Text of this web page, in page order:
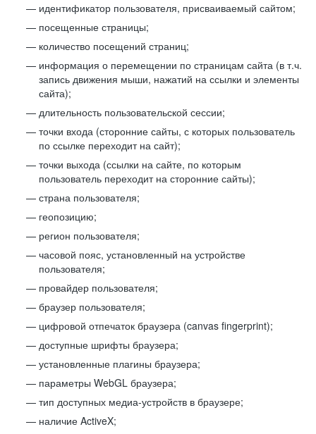
идентификатор пользователя, присваиваемый сайтом;
посещенные страницы;
количество посещений страниц;
информация о перемещении по страницам сайта (в т.ч.
запись движения мыши, нажатий на ссылки и элементы
сайта);
длительность пользовательской сессии;
точки входа (сторонние сайты, с которых пользователь
по ссылке переходит на сайт);
точки выхода (ссылки на сайте, по которым
пользователь переходит на сторонние сайты);
страна пользователя;
геопозицию;
регион пользователя;
часовой пояс, установленный на устройстве
пользователя;
провайдер пользователя;
браузер пользователя;
цифровой отпечаток браузера (canvas fingerprint);
доступные шрифты браузера;
установленные плагины браузера;
параметры WebGL браузера;
тип доступных медиа-устройств в браузере;
наличие ActiveX;